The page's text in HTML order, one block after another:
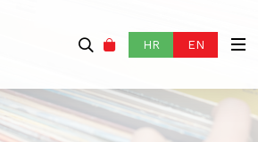
HR EN